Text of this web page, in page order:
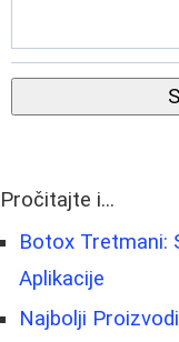
Pročitajte i...
Botox Tretmani:
Aplikacije
Najbolji